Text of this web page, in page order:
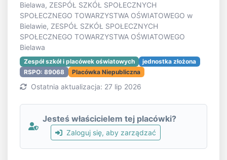
Bielawa, ZESPÓŁ SZKÓŁ SPOŁECZNYCH
SPOŁECZNEGO TOWARZYSTWA OŚWIATOWEGO w
Bielawie, ZESPÓŁ SZKÓŁ SPOŁECZNYCH
SPOŁECZNEGO TOWARZYSTWA OŚWIATOWEGO
Bielawa
Zespół szkół i placówek oświatowych
jednostka złożona
RSPO: 89068
Placówka Niepubliczna
Ostatnia aktualizacja: 27 lip 2026
Jesteś właścicielem tej placówki?
Zaloguj się, aby zarządzać